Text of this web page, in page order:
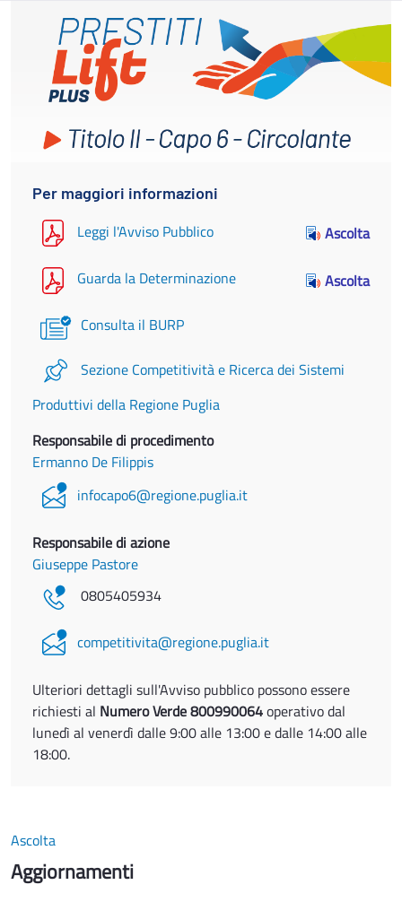
Per maggiori informazioni
Leggi l'Avviso Pubblico Ascolta
Guarda la Determinazione Ascolta
Consulta il BURP
Sezione Competitività e Ricerca dei Sistemi
Produttivi della Regione Puglia
Responsabile di procedimento
Ermanno De Filippis
infocapo6@regione.puglia.it
Responsabile di azione
Giuseppe Pastore
0805405934
competitivita@regione.puglia.it
Ulteriori dettagli sull'Avviso pubblico possono essere
richiesti al Numero Verde 800990064operativo dal
lunedì al venerdì dalle 9:00 alle 13:00 e dalle 14:00 alle
18:00.
Ascolta
Aggiornamenti